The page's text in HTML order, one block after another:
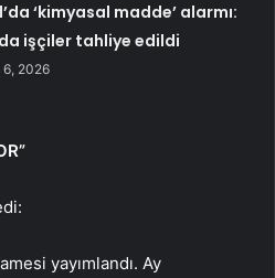
‘kimyasal madde’ alarmı:
işçiler tahliye edildi
6, 2026
yayımlandı. Ay